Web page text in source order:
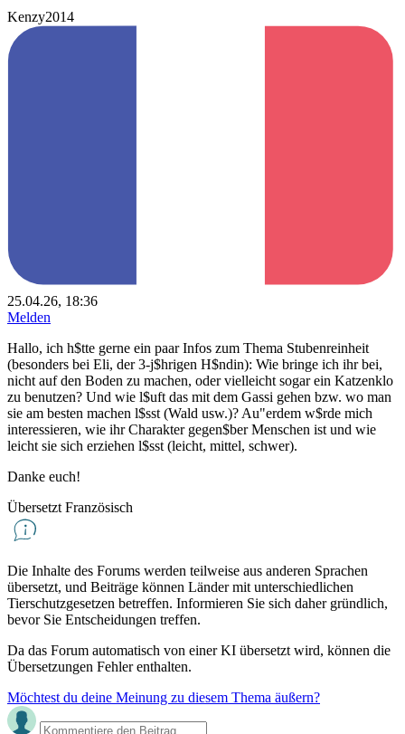
Kenzy2014
25.04.26, 18:36
Melden
Hallo, ich h$tte gerne ein paar Infos zum Thema Stubenreinheit
(besonders bei Eli, der 3-j$hrigen H$ndin): Wie bringe ich ihr bei,
nicht auf den Boden zu machen, oder vielleicht sogar ein Katzenklo
zu benutzen? Und wie l$uft das mit dem Gassi gehen bzw. wo man
sie am besten machen l$sst (Wald usw.)? Au"erdem w$rde mich
interessieren, wie ihr Charakter gegen$ber Menschen ist und wie
leicht sie sich erziehen l$sst (leicht, mittel, schwer).
Danke euch!
Übersetzt Französisch
Die Inhalte des Forums werden teilweise aus anderen Sprachen
übersetzt, und Beiträge können Länder mit unterschiedlichen
Tierschutzgesetzen betreffen. Informieren Sie sich daher gründlich,
bevor Sie Entscheidungen treffen.
Da das Forum automatisch von einer KI übersetzt wird, können die
Übersetzungen Fehler enthalten.
Möchtest du deine Meinung zu diesem Thema äußern?